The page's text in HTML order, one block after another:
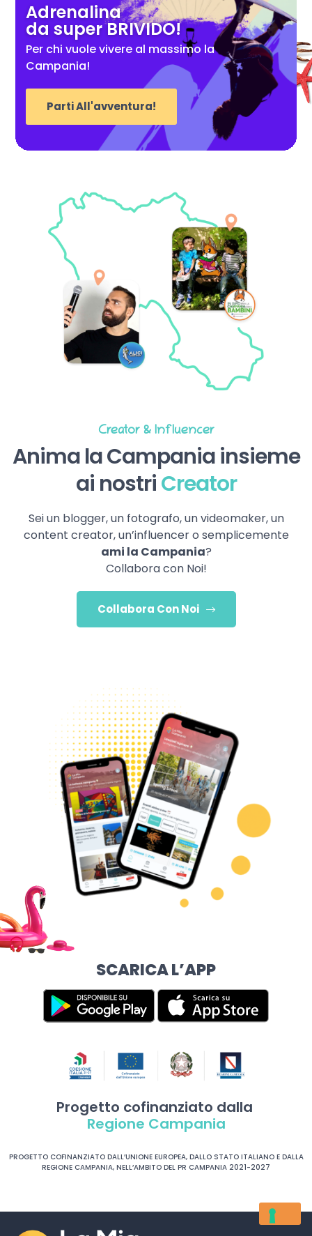
Adrenalina
da super BRIVIDO!
Per chi vuole vivere al massimo la
Campania!
Parti All'avventura!
Creator & Influencer
Anima la Campania insieme
ai nostriCreator
Sei un blogger, un fotografo, un videomaker, un
content creator, un’influencer o semplicemente
ami la Campania?
Collabora con Noi!
Collabora Con Noi
SCARICA L’APP
Progetto cofinanziato dalla
Regione Campania
PROGETTO COFINANZIATO DALL’UNIONE EUROPEA, DALLO STATO ITALIANO E DALLA
REGIONE CAMPANIA, NELL’AMBITO DEL PR CAMPANIA 2021-2027